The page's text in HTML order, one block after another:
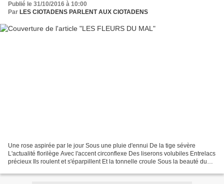
Publié le 31/10/2016 à 10:00
Par LES CIOTADENS PARLENT AUX CIOTADENS
Une rose aspirée par le jour Sous une pluie d'ennui De la tige sévère
L'actualité florilège Avec l'accent circonflexe Des liserons volubiles Entrelacs
précieux Ils roulent et s'éparpillent Et la tonnelle croule Sous la beauté du